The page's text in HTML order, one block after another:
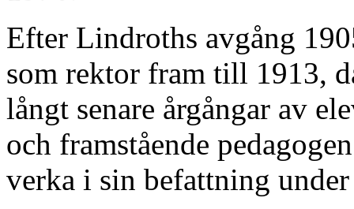
Efter Lindroths avgång
som rektor fram till 1913,
långt senare årgångar av
och framstående
verka i sin befattning